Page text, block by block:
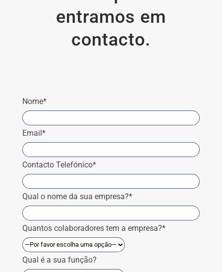
entramos em
contacto.
Nome*
Email*
Contacto Telefónico*
Qual o nome da sua empresa?*
Quantos colaboradores tem a empresa?*
Qual é a sua função?